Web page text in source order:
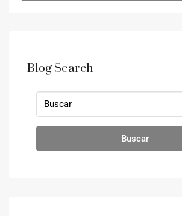
Blog Search
Buscar